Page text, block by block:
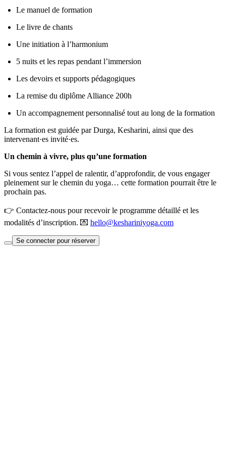
Le manuel de formation
Le livre de chants
Une initiation à l’harmonium
5 nuits et les repas pendant l’immersion
Les devoirs et supports pédagogiques
La remise du diplôme Alliance 200h
Un accompagnement personnalisé tout au long de la formation
La formation est guidée par Durga, Kesharini, ainsi que des
intervenant·es invité·es.
Un chemin à vivre, plus qu’une formation
Si vous sentez l’appel de ralentir, d’approfondir, de vous engager
pleinement sur le chemin du yoga… cette formation pourrait être le
prochain pas.
👉 Contactez‑nous pour recevoir le programme détaillé et les
modalités d’inscription. 💌 hello@keshariniyoga.com
Se connecter pour réserver